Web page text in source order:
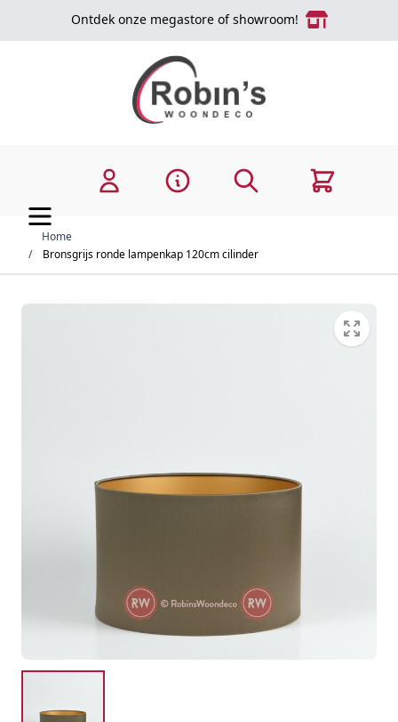
Ga naar de inhoudOntdek onze megastore of showroom!
Zoek Cart
Home
/
Bronsgrijs ronde lampenkap 120cm cilinder